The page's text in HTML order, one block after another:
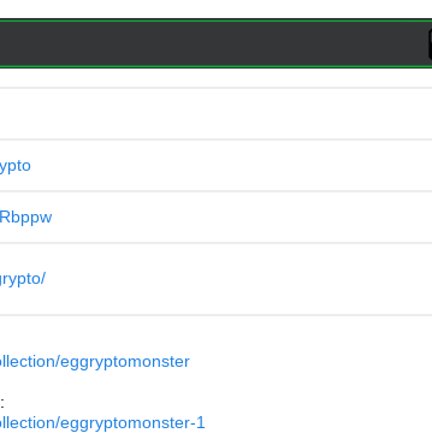
eggryptomonster
eggryptomonster-1